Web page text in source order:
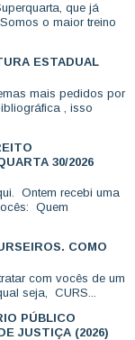
que já
o maior treino
ESTADUAL
mais pedidos por
, isso
30/2026
Ontem recebi uma
Quem
COMO
com vocês de um
seja, CURS...
PÚBLICO
JUSTIÇA (2026)